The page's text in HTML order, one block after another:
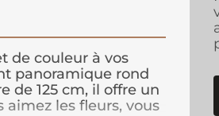
de couleur à vos
panoramique rond
de 125 cm, il offre un
les fleurs, vous